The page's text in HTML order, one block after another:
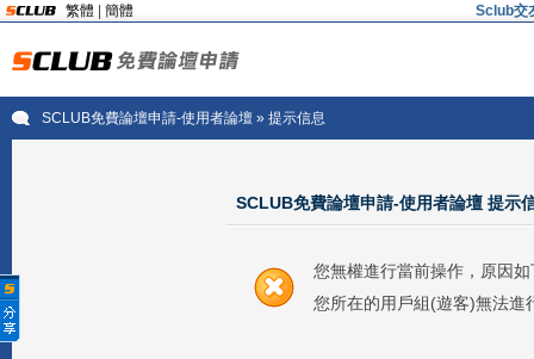
繁體 簡體 Sclub交
SCLUB免費論壇申請-使用者論壇» 提示信息
SCLUB免費論壇申請-使用者論壇 提示
您無權進行當前操作，原因如
您所在的用戶組(遊客)無法進